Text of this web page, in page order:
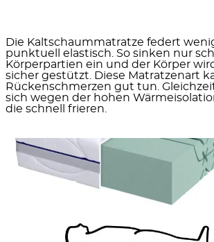
Die Kaltschaummatratze federt
punktuell elastisch. So sinken nur
Körperpartien ein und der Körper
sicher gestützt. Diese Matratzenart
Rückenschmerzen gut tun.
sich wegen der hohen
die schnell frieren.